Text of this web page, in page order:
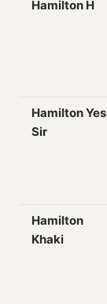
Hamilton H
Hamilton Yes
Sir
Hamilton
Khaki